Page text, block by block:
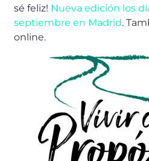
sé feliz! Nueva edición los
septiembre en Madrid.
online.